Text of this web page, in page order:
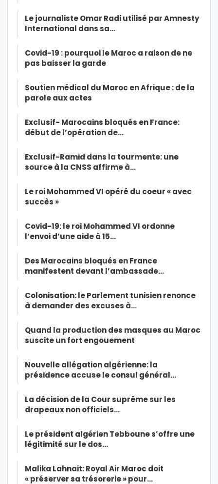
Le journaliste Omar Radi utilisé par Amnesty
International dans sa…
Covid-19 : pourquoi le Maroc a raison de ne
pas baisser la garde
Soutien médical du Maroc en Afrique : de la
parole aux actes
Exclusif- Marocains bloqués en France:
début de l’opération de…
Exclusif-Ramid dans la tourmente: une
source à la CNSS affirme à…
Le roi Mohammed VI opéré du coeur « avec
succès »
Covid-19: le roi Mohammed VI ordonne
l’envoi d’une aide à 15…
Des Marocains bloqués en France
manifestent devant l’ambassade…
Colonisation: le Parlement tunisien renonce
à demander des excuses à…
Quand la production des masques au Maroc
suscite un fort engouement
Nouvelle allégation algérienne: la
présidence accuse le consul général…
La décision de la Cour suprême sur les
drapeaux non officiels…
Le président algérien Tebboune s’offre une
légitimité sur le dos…
Malika Lahnait: Royal Air Maroc doit
« préserver sa trésorerie » pour…